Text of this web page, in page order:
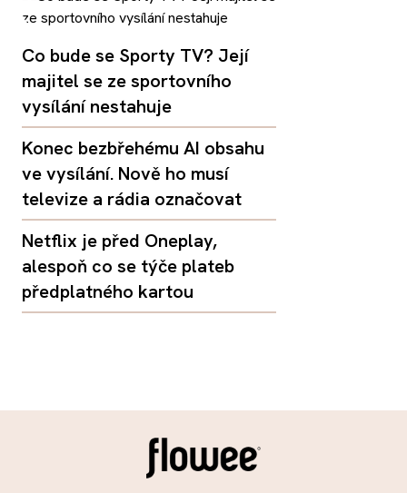
Co bude se Sporty TV? Její
majitel se ze sportovního
vysílání nestahuje
Konec bezbřehému AI obsahu
ve vysílání. Nově ho musí
televize a rádia označovat
Netflix je před Oneplay,
alespoň co se týče plateb
předplatného kartou